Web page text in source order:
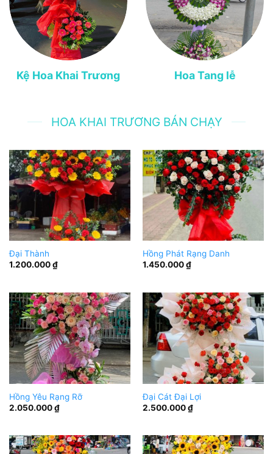
Kệ Hoa Khai Trương Hoa Tang lễ
HOA KHAI TRƯƠNG BÁN CHẠY
Đại Thành
1.200.000₫
Hồng Phát Rạng Danh
1.450.000₫
Hồng Yêu Rạng Rỡ
2.050.000₫
Đại Cát Đại Lợi
2.500.000₫